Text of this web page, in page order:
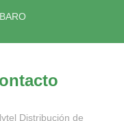
Distribución de